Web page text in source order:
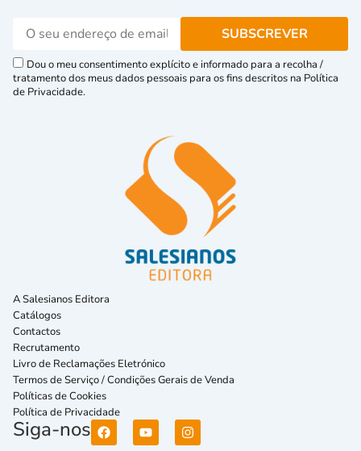
Dou o meu consentimento explícito e informado para a recolha /
tratamento dos meus dados pessoais para os fins descritos na Política
de Privacidade.
A Salesianos Editora
Catálogos
Contactos
Recrutamento
Livro de Reclamações Eletrónico
Termos de Serviço / Condições Gerais de Venda
Políticas de Cookies
Política de Privacidade
Siga-nos